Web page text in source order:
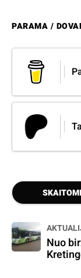
PARAMA /
Nuo